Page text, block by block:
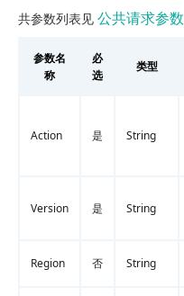
共参数列表见 公共请求参数
参数名
称
必
选
类型
Action 是 String
Version 是 String
Region 否 String